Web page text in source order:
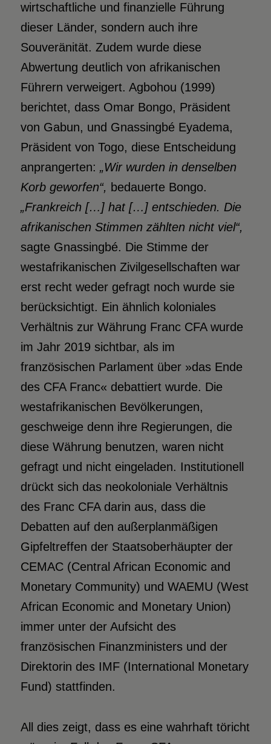
wirtschaftliche und finanzielle Führung
dieser Länder, sondern auch ihre
Souveränität. Zudem wurde diese
Abwertung deutlich von afrikanischen
Führern verweigert. Agbohou (1999)
berichtet, dass Omar Bongo, Präsident
von Gabun, und Gnassingbé Eyadema,
Präsident von Togo, diese Entscheidung
anprangerten: „Wir wurden in denselben
Korb geworfen“, bedauerte Bongo.
„Frankreich […] hat […] entschieden. Die
afrikanischen Stimmen zählten nicht viel“,
sagte Gnassingbé. Die Stimme der
westafrikanischen Zivilgesellschaften war
erst recht weder gefragt noch wurde sie
berücksichtigt. Ein ähnlich koloniales
Verhältnis zur Währung Franc CFA wurde
im Jahr 2019 sichtbar, als im
französischen Parlament über »das Ende
des CFA Franc« debattiert wurde. Die
westafrikanischen Bevölkerungen,
geschweige denn ihre Regierungen, die
diese Währung benutzen, waren nicht
gefragt und nicht eingeladen. Institutionell
drückt sich das neokoloniale Verhältnis
des Franc CFA darin aus, dass die
Debatten auf den außerplanmäßigen
Gipfeltreffen der Staatsoberhäupter der
CEMAC (Central African Economic and
Monetary Community) und WAEMU (West
African Economic and Monetary Union)
immer unter der Aufsicht des
französischen Finanzministers und der
Direktorin des IMF (International Monetary
Fund) stattfinden.
All dies zeigt, dass es eine wahrhaft töricht